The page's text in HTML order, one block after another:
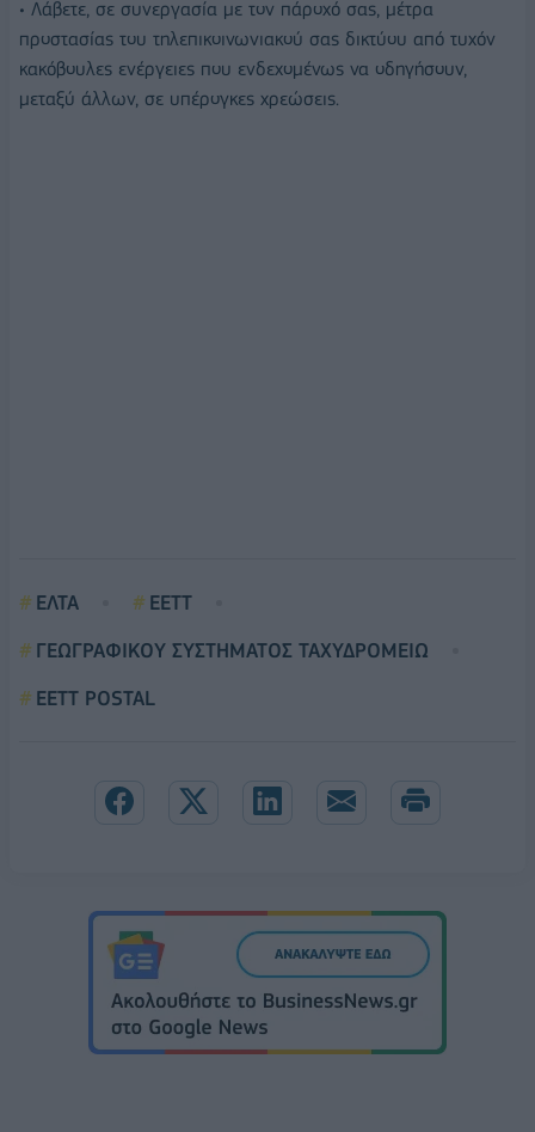
• Λάβετε, σε συνεργασία με τον πάροχό σας, μέτρα
προστασίας του τηλεπικοινωνιακού σας δικτύου από τυχόν
κακόβουλες ενέργειες που ενδεχομένως να οδηγήσουν,
μεταξύ άλλων, σε υπέρογκες χρεώσεις.
ΕΛΤΑ
ΕΕΤΤ
ΓΕΩΓΡΑΦΙΚΟΥ ΣΥΣΤΗΜΑΤΟΣ ΤΑΧΥΔΡΟΜΕΙΩ
EETT POSTAL